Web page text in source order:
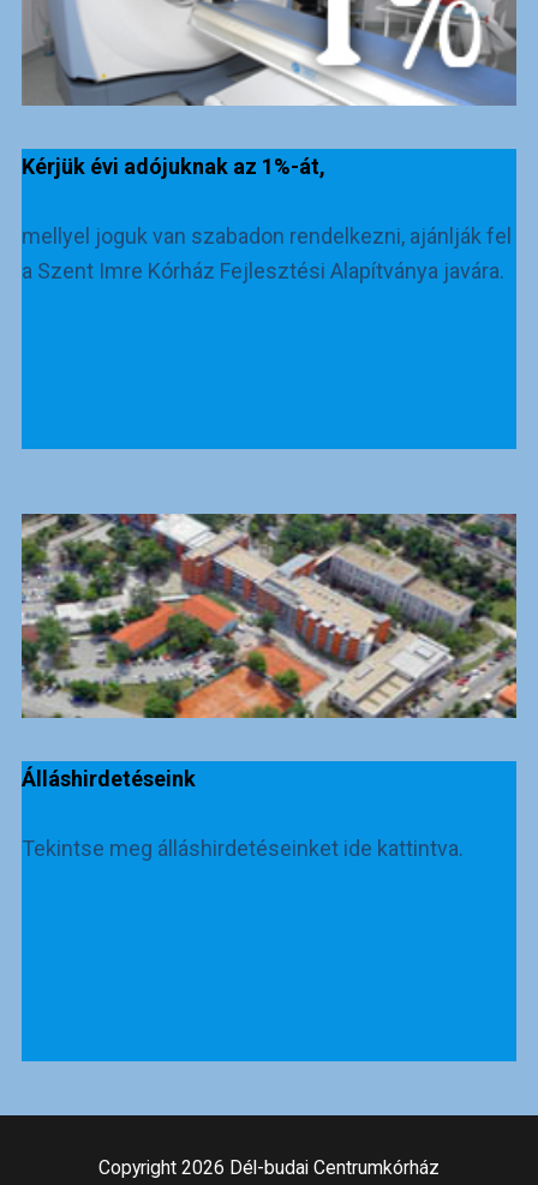
Kérjük évi adójuknak az 1%-át,
mellyel joguk van szabadon rendelkezni, ajánlják fel
a Szent Imre Kórház Fejlesztési Alapítványa javára.
Álláshirdetéseink
Tekintse meg álláshirdetéseinket ide kattintva.
Copyright 2026 Dél-budai Centrumkórház